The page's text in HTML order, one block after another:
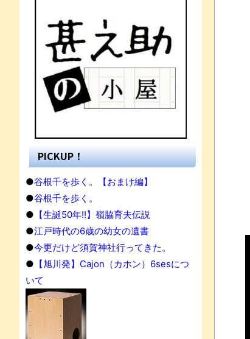
PICKUP！
●谷根千を歩く。【おまけ編】
●谷根千を歩く。
● 【生誕50年!!】嶺脇育夫伝説
●江戸時代の6歳の幼女の遺書
●今更だけど須賀神社行ってきた。
● 【旭川発】Cajon（カホン）6sesにつ
いて